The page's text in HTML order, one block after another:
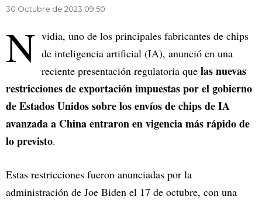
30 Octubre de 2023 09.50
N vidia, uno de los principales fabricantes de chips
de inteligencia artificial (IA), anunció en una
reciente presentación regulatoria que las nuevas
restricciones de exportación impuestas por el gobierno
de Estados Unidos sobre los envíos de chips de IA
avanzada a China entraron en vigencia más rápido de
lo previsto.
Estas restricciones fueron anunciadas por la
administración de Joe Biden el 17 de octubre, con una